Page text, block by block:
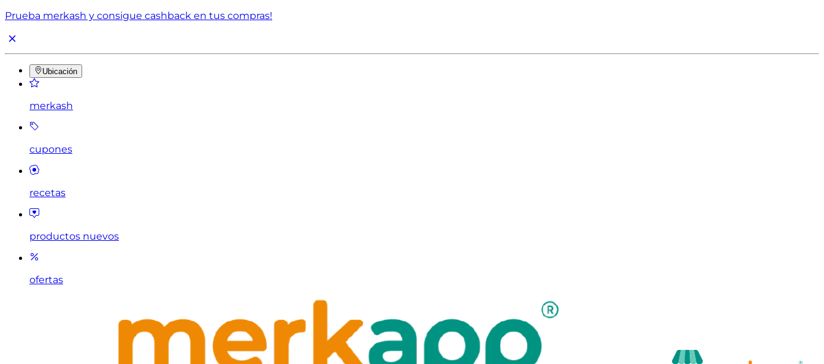
Prueba merkash y consigue cashback en tus compras!
Ubicación
merkash
cupones
recetas
productos nuevos
ofertas